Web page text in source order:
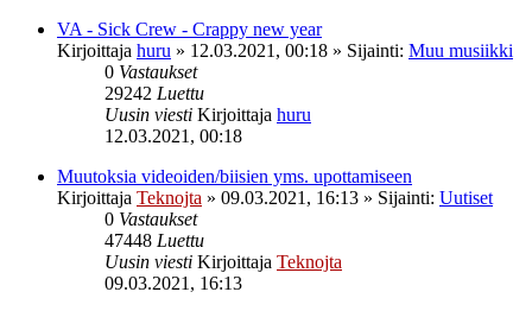
VA - Sick Crew - Crappy new year
Kirjoittaja huru » 12.03.2021, 00:18 » Sijainti: Muu musiikki
0 Vastaukset
29242 Luettu
Uusin viesti Kirjoittaja huru
12.03.2021, 00:18
Muutoksia videoiden/biisien yms. upottamiseen
Kirjoittaja Teknojta » 09.03.2021, 16:13 » Sijainti: Uutiset
0 Vastaukset
47448 Luettu
Uusin viesti Kirjoittaja Teknojta
09.03.2021, 16:13